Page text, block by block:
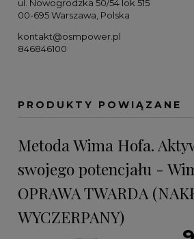
ul. Nowogrodzka 50/54 lok 515
00-695 Warszawa, Polska
kontakt@osmpower.pl
846846100
PRODUKTY POWIĄZANE
Metoda Wima Hofa.
swojego potencjału -
OPRAWA TWARDA
WYCZERPANY)